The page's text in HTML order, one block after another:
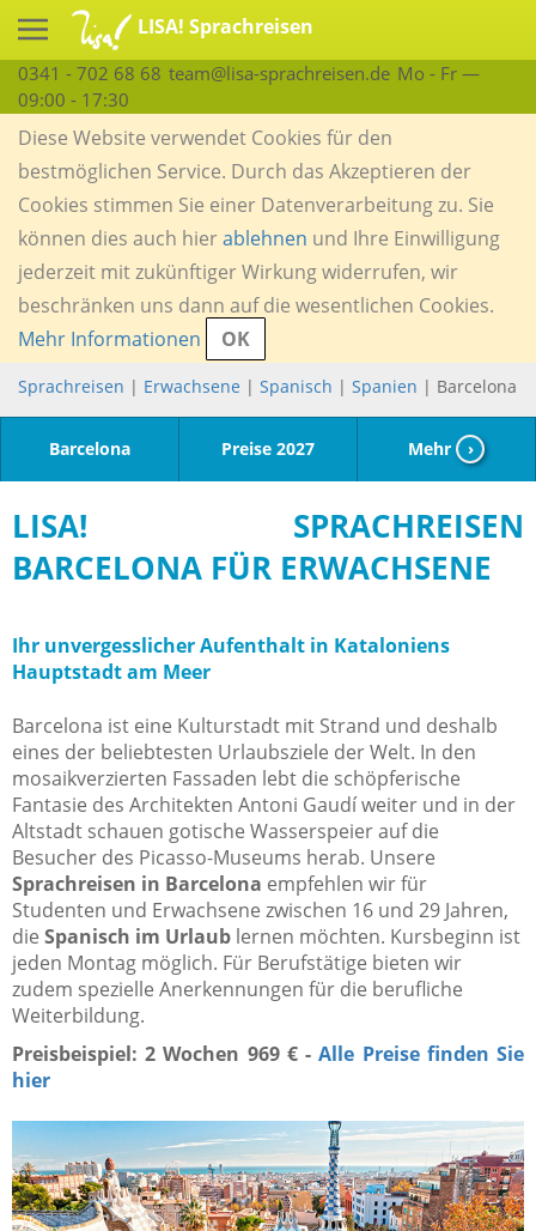
LISA! Sprachreisen
0341 - 702 68 68 team@lisa-sprachreisen.de Mo - Fr —
09:00 - 17:30
Diese Website verwendet Cookies für den
bestmöglichen Service. Durch das Akzeptieren der
Cookies stimmen Sie einer Datenverarbeitung zu. Sie
können dies auch hierablehnen und Ihre Einwilligung
jederzeit mit zukünftiger Wirkung widerrufen, wir
beschränken uns dann auf die wesentlichen Cookies.
Mehr Informationen
OK
Sprachreisen | Erwachsene | Spanisch | Spanien | Barcelona
Barcelona Preise 2027 Mehr ›
LISA! SPRACHREISEN
BARCELONA FÜR ERWACHSENE
Ihr unvergesslicher Aufenthalt in Kataloniens
Hauptstadt am Meer
Barcelona ist eine Kulturstadt mit Strand und deshalb
eines der beliebtesten Urlaubsziele der Welt. In den
mosaikverzierten Fassaden lebt die schöpferische
Fantasie des Architekten Antoni Gaudí weiter und in der
Altstadt schauen gotische Wasserspeier auf die
Besucher des Picasso-Museums herab. Unsere
Sprachreisen in Barcelona empfehlen wir für
Studenten und Erwachsene zwischen 16 und 29 Jahren,
die Spanisch im Urlaub lernen möchten. Kursbeginn ist
jeden Montag möglich. Für Berufstätige bieten wir
zudem spezielle Anerkennungen für die berufliche
Weiterbildung.
Preisbeispiel: 2 Wochen 969 € -Alle Preise finden Sie
hier